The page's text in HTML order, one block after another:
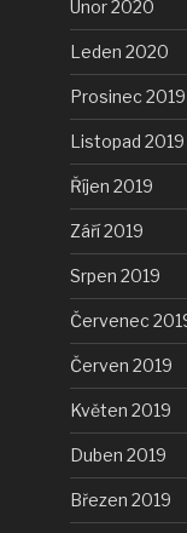
Únor 2020
Leden 2020
Prosinec 2019
Listopad 2019
Říjen 2019
Září 2019
Srpen 2019
Červenec
Červen 2019
Květen 2019
Duben 2019
Březen 2019